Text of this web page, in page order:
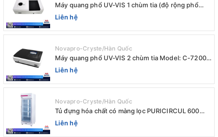
Máy quang phổ UV-VIS 1 chùm tia (độ rộng phổ
4nm) E-1000UV / Peak
Liên hệ
Novapro-Cryste/Hàn Quốc
Máy quang phổ UV-VIS 2 chùm tia Model: C-7200 /
Peak
Liên hệ
Novapro-Cryste/Hàn Quốc
Tủ đựng hóa chất có màng lọc PURICIRCUL 600
AIRTIGHT Novapro-Cryste/Hàn Quốc
Liên hệ